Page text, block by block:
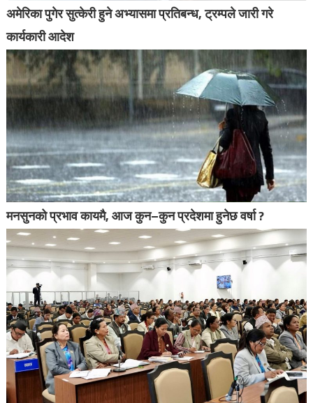
अमेरिका पुगेर सुत्केरी हुने अभ्यासमा प्रतिबन्ध, ट्रम्पले जारी गरे
कार्यकारी आदेश
मनसुनको प्रभाव कायमै, आज कुन–कुन प्रदेशमा हुनेछ वर्षा ?